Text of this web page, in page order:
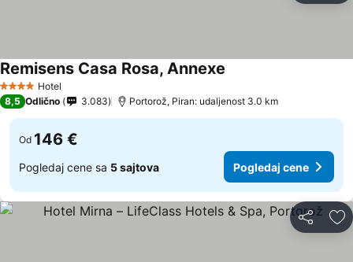
4 ZvezdiceHotel
Remisens Casa Rosa, Annexe
8,5 Odlično 3.083 Portorož, Piran: udaljenost 3.0 km
Od 146 €
Pogledaj cene sa 5 sajtova Pogledaj cene
Deli